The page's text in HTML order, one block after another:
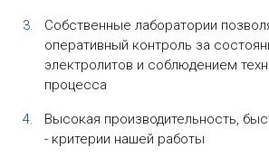
Собственные лаборатории
оперативный контроль за
электролитов и соблюдением
процесса
Высокая производительность,
- критерии нашей работы